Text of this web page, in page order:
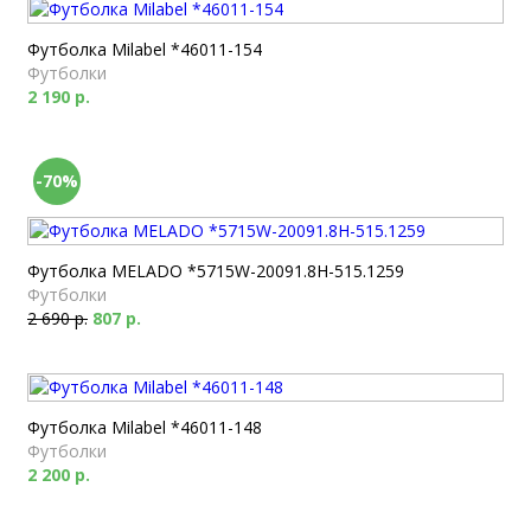
Футболка Milabel *46011-154
Футболки
2 190 р.
-70%
Футболка MELADO *5715W-20091.8H-515.1259
Футболки
2 690 р. 807 р.
Футболка Milabel *46011-148
Футболки
2 200 р.